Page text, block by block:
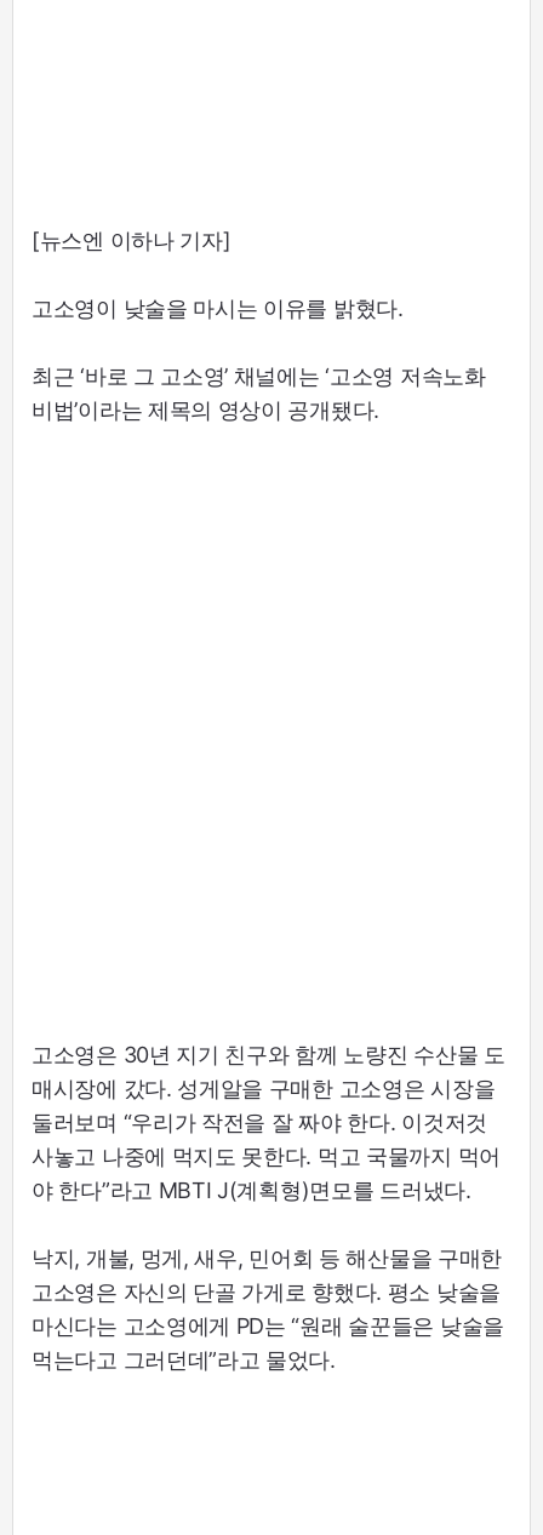
[뉴스엔 이하나 기자]
고소영이 낮술을 마시는 이유를 밝혔다.
최근 ‘바로 그 고소영’ 채널에는 ‘고소영 저속노화
비법’이라는 제목의 영상이 공개됐다.
고소영은 30년 지기 친구와 함께 노량진 수산물 도
매시장에 갔다. 성게알을 구매한 고소영은 시장을
둘러보며 “우리가 작전을 잘 짜야 한다. 이것저것
사놓고 나중에 먹지도 못한다. 먹고 국물까지 먹어
야 한다”라고 MBTI J(계획형)면모를 드러냈다.
낙지, 개불, 멍게, 새우, 민어회 등 해산물을 구매한
고소영은 자신의 단골 가게로 향했다. 평소 낮술을
마신다는 고소영에게 PD는 “원래 술꾼들은 낮술을
먹는다고 그러던데”라고 물었다.